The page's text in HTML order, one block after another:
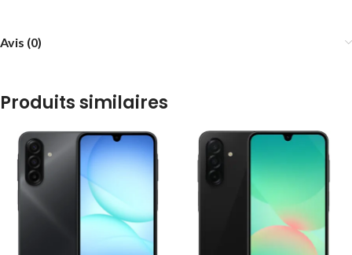
Avis (0)
Produits similaires